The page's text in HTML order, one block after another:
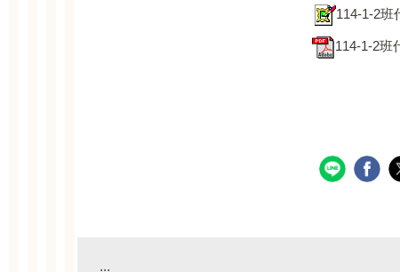
114-1-2班
114-1-2班